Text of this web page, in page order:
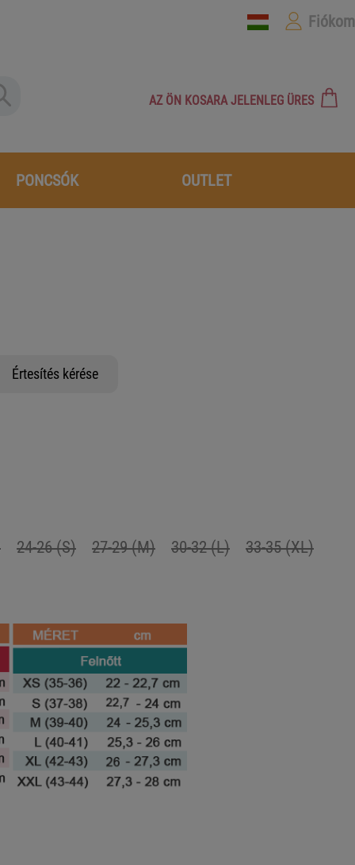
Fiókom
AZ ÖN KOSARA JELENLEG ÜRES
PONCSÓK OUTLET
Értesítés kérése
24-26 (S) 27-29 (M) 30-32 (L) 33-35 (XL)